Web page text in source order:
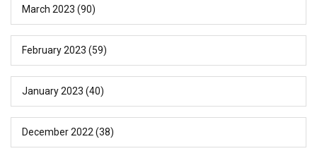
March 2023 (90)
February 2023 (59)
January 2023 (40)
December 2022 (38)